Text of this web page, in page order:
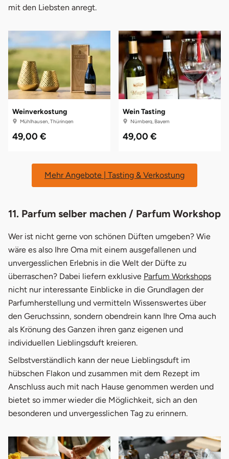
mit den Liebsten anregt.
Weinverkostung
Mühlhausen, Thüringen
49,00 €
Wein Tasting
Nürnberg, Bayern
49,00 €
Mehr Angebote | Tasting & Verkostung
11. Parfum selber machen / Parfum Workshop
Wer ist nicht gerne von schönen Düften umgeben? Wie
wäre es also Ihre Oma mit einem ausgefallenen und
unvergesslichen Erlebnis in die Welt der Düfte zu
überraschen? Dabei liefern exklusive Parfum Workshops
nicht nur interessante Einblicke in die Grundlagen der
Parfumherstellung und vermitteln Wissenswertes über
den Geruchssinn, sondern obendrein kann Ihre Oma auch
als Krönung des Ganzen ihren ganz eigenen und
individuellen Lieblingsduft kreieren.
Selbstverständlich kann der neue Lieblingsduft im
hübschen Flakon und zusammen mit dem Rezept im
Anschluss auch mit nach Hause genommen werden und
bietet so immer wieder die Möglichkeit, sich an den
besonderen und unvergesslichen Tag zu erinnern.